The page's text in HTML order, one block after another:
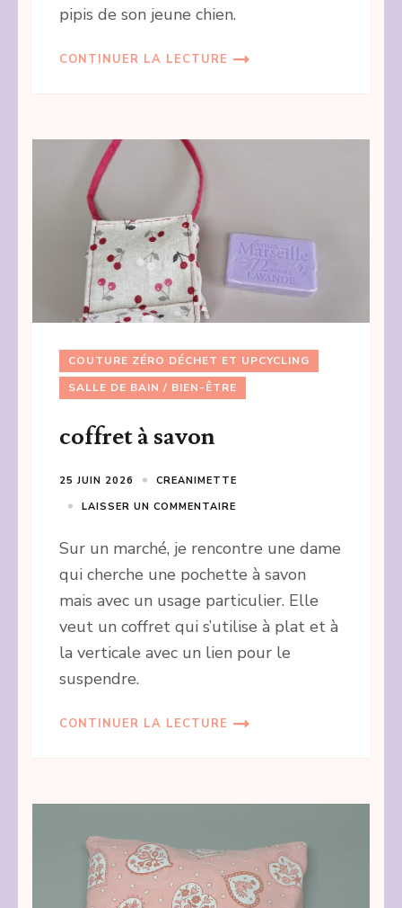
pipis de son jeune chien.
CONTINUER LA LECTURE
COUTURE ZÉRO DÉCHET ET UPCYCLING
SALLE DE BAIN / BIEN-ÊTRE
coffret à savon
25 JUIN 2026
CREANIMETTE
LAISSER UN COMMENTAIRE
Sur un marché, je rencontre une dame
qui cherche une pochette à savon
mais avec un usage particulier. Elle
veut un coffret qui s’utilise à plat et à
la verticale avec un lien pour le
suspendre.
CONTINUER LA LECTURE